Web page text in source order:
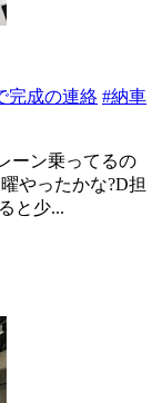
完成の連絡 #納車
ーン乗ってるの
やったかな?D担
と少...